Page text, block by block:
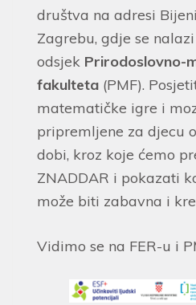
društva na adresi
Zagrebu, gdje se
odsjek Prirodoslovno-
fakulteta (PMF).
matematičke igre i
pripremljene za djecu
dobi, kroz koje ćemo
ZNADDAR i pokazati
može biti zabavna i
Vidimo se na FER-u i